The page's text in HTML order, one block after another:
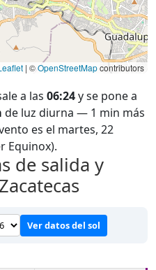
| ©OpenStreetMapcontributors
a las 06:24y se pone a
de luz diurna — 1 min más
es el martes, 22
Equinox).
de salida y
Ver datos del sol